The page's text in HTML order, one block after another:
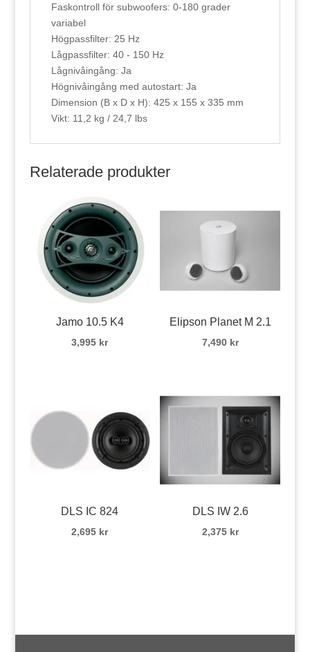
Faskontroll för subwoofers: 0-180 grader
variabel
Högpassfilter: 25 Hz
Lågpassfilter: 40 - 150 Hz
Lågnivåingång: Ja
Högnivåingång med autostart: Ja
Dimension (B x D x H): 425 x 155 x 335 mm
Vikt: 11,2 kg / 24,7 lbs
Relaterade produkter
Jamo 10.5 K4
3,995 kr
Elipson Planet M 2.1
7,490 kr
DLS IC 824
2,695 kr
DLS IW 2.6
2,375 kr